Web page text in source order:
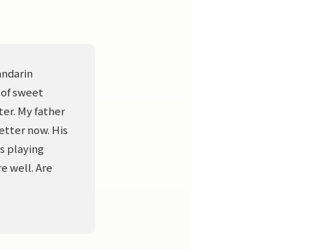
sweet
My father
now. His
playing
well. Are